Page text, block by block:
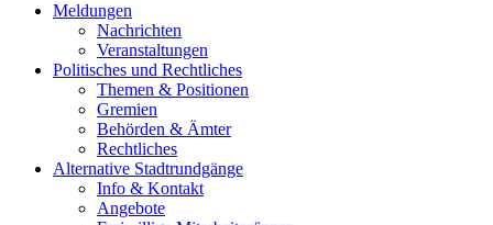
Meldungen
Nachrichten
Veranstaltungen
Politisches und Rechtliches
Themen & Positionen
Gremien
Behörden & Ämter
Rechtliches
Alternative Stadtrundgänge
Info & Kontakt
Angebote